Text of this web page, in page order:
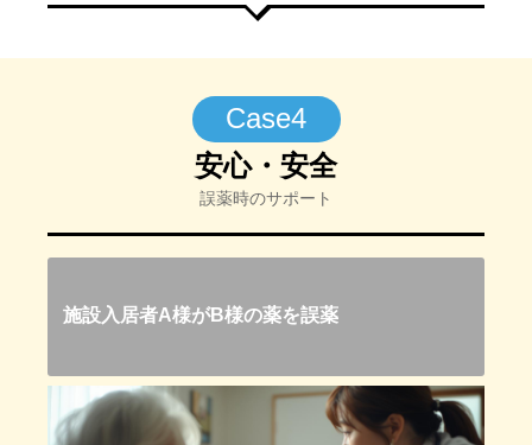
Case4
安心・安全
誤薬時のサポート
施設入居者A様がB様の薬を誤薬